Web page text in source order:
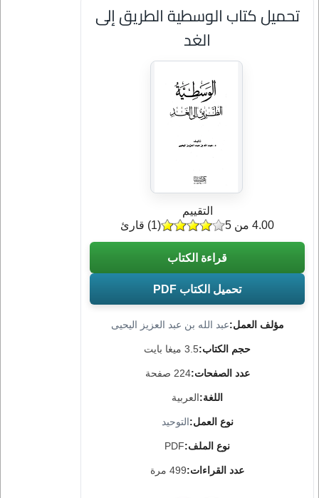
تحميل كتاب الوسطية الطريق إلى
الغد
مؤلف العمل:عبد الله بن عبد العزيز اليحيى
حجم الكتاب:3.5 ميغا بايت
عدد الصفحات:224 صفحة
اللغة:العربية
نوع العمل:التوحيد
نوع الملف:PDF
عدد القراءات:499 مرة
التقييم
(
1) قارئ 4.00 من 5
قراءة الكتاب
تحميل الكتاب PDF